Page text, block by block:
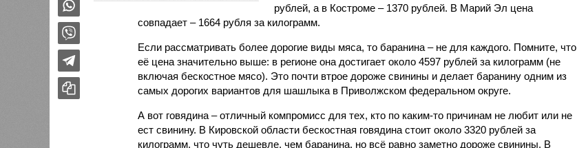
рублей, а в Костроме – 1370 рублей. В Марий Эл цена
совпадает – 1664 рубля за килограмм.
Если рассматривать более дорогие виды мяса, то баранина – не для каждого. Помните, что
её цена значительно выше: в регионе она достигает около 4597 рублей за килограмм (не
включая бескостное мясо). Это почти втрое дороже свинины и делает баранину одним из
самых дорогих вариантов для шашлыка в Приволжском федеральном округе.
А вот говядина – отличный компромисс для тех, кто по каким-то причинам не любит или не
ест свинину. В Кировской области бескостная говядина стоит около 3320 рублей за
килограмм, что чуть дешевле, чем баранина, но всё равно заметно дороже свинины. В